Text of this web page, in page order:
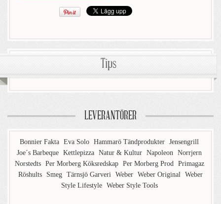
Tips
LEVERANTÖRER
Bonnier Fakta Eva Solo Hammarö Tändprodukter Jensengrill
Joe´s Barbeque Kettlepizza Natur & Kultur Napoleon Norrjern
Norstedts Per Morberg Köksredskap Per Morberg Prod Primagaz
Röshults
Smeg Tärnsjö Garveri Weber Weber Original Weber
Style Lifestyle Weber Style Tools